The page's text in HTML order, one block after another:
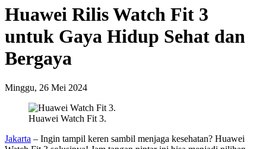
Huawei Rilis Watch Fit 3
untuk Gaya Hidup Sehat dan
Bergaya
Minggu, 26 Mei 2024
Huawei Watch Fit 3.
Jakarta – Ingin tampil keren sambil menjaga kesehatan? Huawei